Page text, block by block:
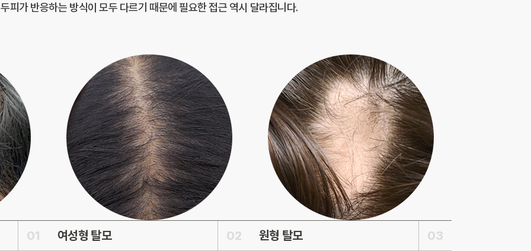
두피가 반응하는 방식이 모두 다르기 때문에 필요한 접근 역시 달라집니다.
01 여성형 탈모 02 원형 탈모 03